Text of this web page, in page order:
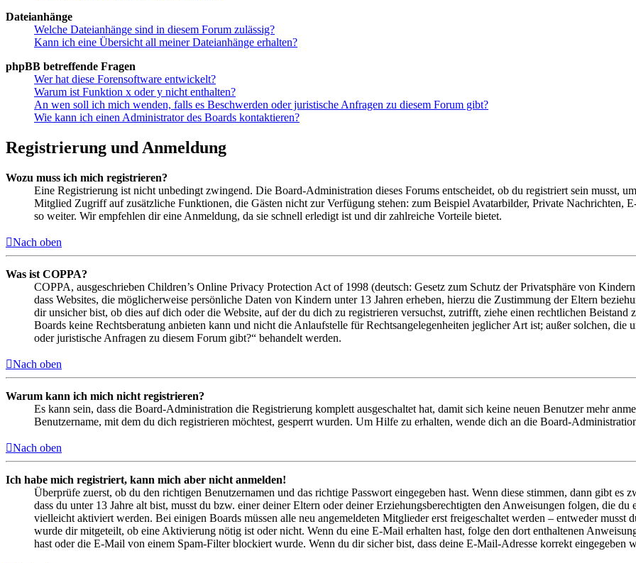
Dateianhänge
Welche Dateianhänge sind in diesem Forum zulässig?
Kann ich eine Übersicht all meiner Dateianhänge erhalten?
phpBB betreffende Fragen
Wer hat diese Forensoftware entwickelt?
Warum ist Funktion x oder y nicht enthalten?
An wen soll ich mich wenden, falls es Beschwerden oder juristische Anfragen zu diesem Forum gibt?
Wie kann ich einen Administrator des Boards kontaktieren?
Registrierung und Anmeldung
Wozu muss ich mich registrieren?
Eine Registrierung ist nicht unbedingt zwingend. Die Board-Administration dieses Forums entscheidet, ob du registriert sein musst,
Mitglied Zugriff auf zusätzliche Funktionen, die Gästen nicht zur Verfügung stehen: zum Beispiel Avatarbilder, Private Nachrichten,
so weiter. Wir empfehlen dir eine Anmeldung, da sie schnell erledigt ist und dir zahlreiche Vorteile bietet.
Nach oben
Was ist COPPA?
COPPA, ausgeschrieben Children’s Online Privacy Protection Act of 1998 (deutsch: Gesetz zum Schutz der Privatsphäre von
dass Websites, die möglicherweise persönliche Daten von Kindern unter 13 Jahren erheben, hierzu die Zustimmung der Eltern
dir unsicher bist, ob dies auf dich oder die Website, auf der du dich zu registrieren versuchst, zutrifft, ziehe einen rechtlichen
Boards keine Rechtsberatung anbieten kann und nicht die Anlaufstelle für Rechtsangelegenheiten jeglicher Art ist; außer solchen,
oder juristische Anfragen zu diesem Forum gibt?“ behandelt werden.
Nach oben
Warum kann ich mich nicht registrieren?
Es kann sein, dass die Board-Administration die Registrierung komplett ausgeschaltet hat, damit sich keine neuen Benutzer mehr
Benutzername, mit dem du dich registrieren möchtest, gesperrt wurden. Um Hilfe zu erhalten, wende dich an die Board-
Nach oben
Ich habe mich registriert, kann mich aber nicht anmelden!
Überprüfe zuerst, ob du den richtigen Benutzernamen und das richtige Passwort eingegeben hast. Wenn diese stimmen, dann gibt es
dass du unter 13 Jahre alt bist, musst du bzw. einer deiner Eltern oder deiner Erziehungsberechtigten den Anweisungen folgen, die
vielleicht aktiviert werden. Bei einigen Boards müssen alle neu angemeldeten Mitglieder erst freigeschaltet werden – entweder musst
wurde dir mitgeteilt, ob eine Aktivierung nötig ist oder nicht. Wenn du eine E-Mail erhalten hast, folge den dort enthaltenen
hast oder die E-Mail von einem Spam-Filter blockiert wurde. Wenn du dir sicher bist, dass deine E-Mail-Adresse korrekt eingegeben